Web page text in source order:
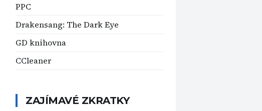
PPC
Drakensang: The Dark Eye
GD knihovna
CCleaner
ZAJÍMAVÉ ZKRATKY